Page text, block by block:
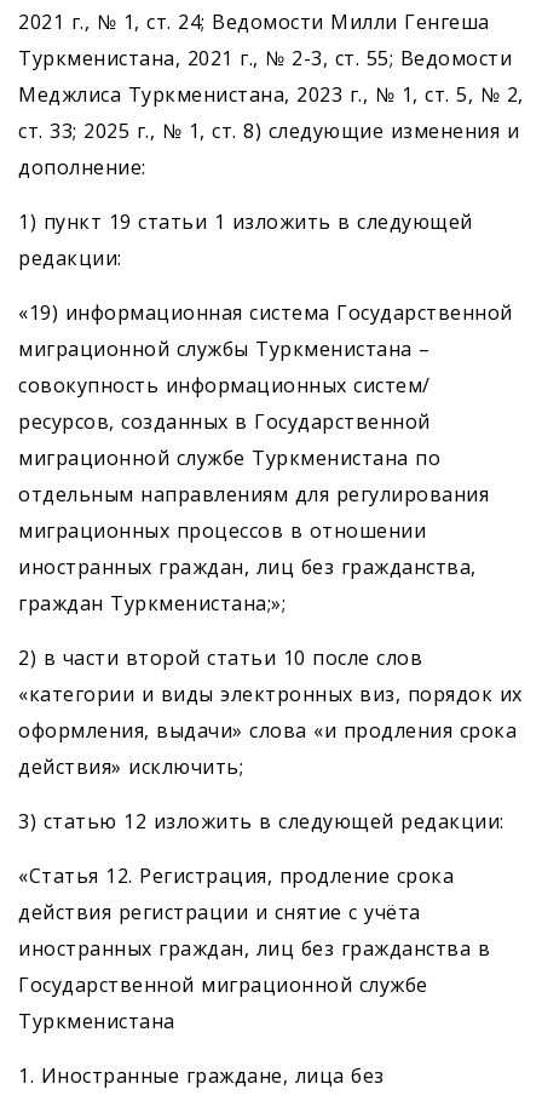
2021 г., № 1, ст. 24; Ведомости Милли Генгеша
Туркменистана, 2021 г., № 2-3, ст. 55; Ведомости
Меджлиса Туркменистана, 2023 г., № 1, ст. 5, № 2,
ст. 33; 2025 г., № 1, ст. 8) следующие изменения и
дополнение:
1) пункт 19 статьи 1 изложить в следующей
редакции:
«19) информационная система Государственной
миграционной службы Туркменистана –
совокупность информационных систем/
ресурсов, созданных в Государственной
миграционной службе Туркменистана по
отдельным направлениям для регулирования
миграционных процессов в отношении
иностранных граждан, лиц без гражданства,
граждан Туркменистана;»;
2) в части второй статьи 10 после слов
«категории и виды электронных виз, порядок их
оформления, выдачи» слова «и продления срока
действия» исключить;
3) статью 12 изложить в следующей редакции:
«Статья 12. Регистрация, продление срока
действия регистрации и снятие с учёта
иностранных граждан, лиц без гражданства в
Государственной миграционной службе
Туркменистана
1. Иностранные граждане, лица без